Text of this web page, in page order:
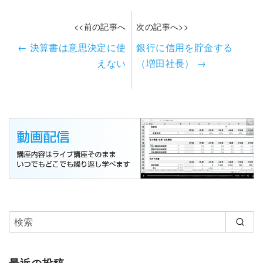
<<前の記事へ
← 決算書は意思決定に使
えない
次の記事へ>>
銀行に信用を貯金する
（増田社長） →